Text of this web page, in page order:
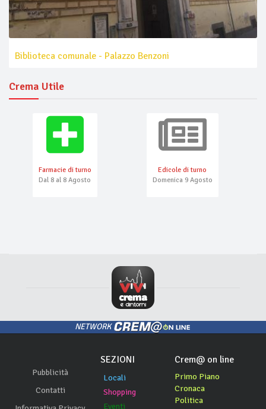
Biblioteca comunale - Palazzo Benzoni
Crema Utile
Farmacie di turno
Dal 8 al 8 Agosto
Edicole di turno
Domenica 9 Agosto
NETWORK
Pubblicità
Contatti
SEZIONI
Locali
Shopping
Eventi
Crem@ on line
Primo Piano
Cronaca
Politica